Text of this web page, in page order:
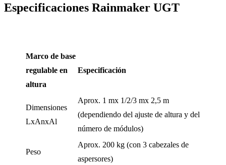
Especificaciones Rainmaker UGT
Marco de base
regulable en
altura
Especificación
Dimensiones
LxAnxAl
Aprox. 1 mx 1/2/3 mx 2,5 m
(dependiendo del ajuste de altura y del
número de módulos)
Peso
Aprox. 200 kg (con 3 cabezales de
aspersores)